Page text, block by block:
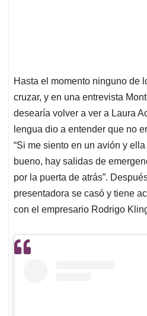
Hasta el momento ninguno de
cruzar, y en una entrevista
desearía volver a ver a Laura
lengua dio a entender que no
“Si me siento en un avión y
bueno, hay salidas de
por la puerta de atrás”.
presentadora se casó y tiene
con el empresario Rodrigo